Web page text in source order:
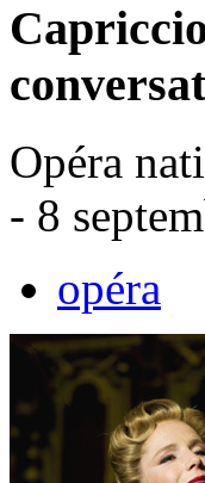
Opéra
- 8
opéra